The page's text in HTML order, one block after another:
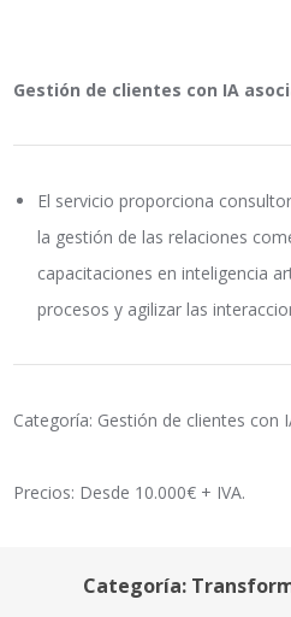
Gestión de clientes con IA
El servicio proporciona
la gestión de las relaciones
capacitaciones en inteligencia
procesos y agilizar las
Categoría: Gestión de clientes con
Precios: Desde 10.000€ + IVA.
Categoría: